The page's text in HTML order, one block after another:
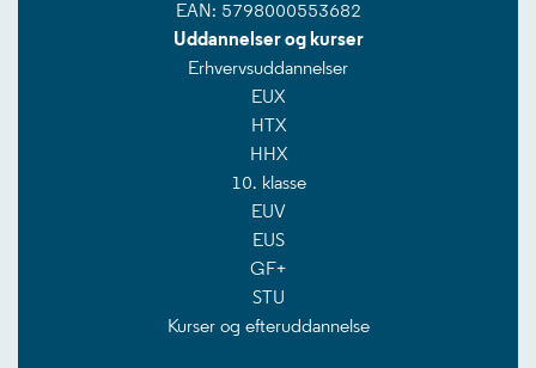
EAN: 5798000553682
Uddannelser og kurser
Erhvervsuddannelser
EUX
HTX
HHX
10. klasse
EUV
EUS
GF+
STU
Kurser og efteruddannelse